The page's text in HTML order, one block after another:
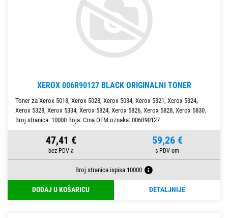
XEROX 006R90127 BLACK ORIGINALNI TONER
Toner za Xerox 5018, Xerox 5028, Xerox 5034, Xerox 5321, Xerox 5324,
Xerox 5328, Xerox 5334, Xerox 5824, Xerox 5826, Xerox 5828, Xerox 5830.
Broj stranica: 10000 Boja: Crna OEM oznaka: 006R90127
47,41 € 59,26 €
Broj stranica ispisa 10000
DODAJ U KOŠARICU DETALJNIJE